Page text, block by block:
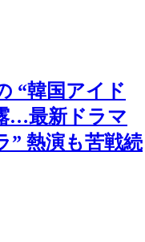
“韓国アイド
…最新ドラマ
” 熱演も苦戦続